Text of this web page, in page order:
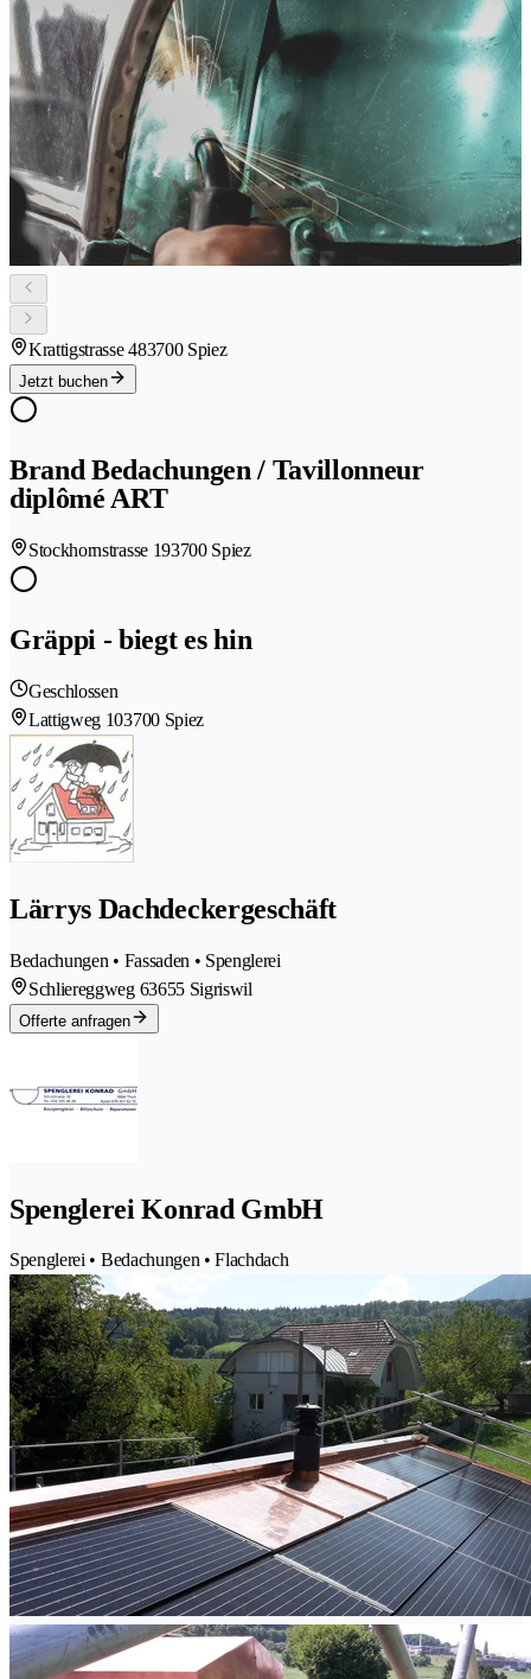
Krattigstrasse 483700 Spiez
Jetzt buchen
Brand Bedachungen / Tavillonneur
diplômé ART
Stockhornstrasse 193700 Spiez
Gräppi - biegt es hin
Geschlossen
Lattigweg 103700 Spiez
Lärrys Dachdeckergeschäft
Bedachungen • Fassaden • Spenglerei
Schliereggweg 63655 Sigriswil
Offerte anfragen
Spenglerei Konrad GmbH
Spenglerei • Bedachungen • Flachdach